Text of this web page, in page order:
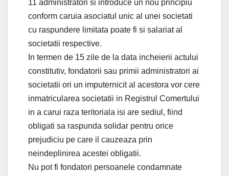
11 administratori si introduce un nou principiu
conform caruia asociatul unic al unei societati
cu raspundere limitata poate fi si salariat al
societatii respective.
In termen de 15 zile de la data incheierii actului
constitutiv, fondatorii sau primii administratori ai
societatii ori un imputernicit al acestora vor cere
inmatricularea societatii in Registrul Comertului
in a carui raza teritoriala isi are sediul, fiind
obligati sa raspunda solidar pentru orice
prejudiciu pe care il cauzeaza prin
neindeplinirea acestei obligatii.
Nu pot fi fondatori persoanele condamnate